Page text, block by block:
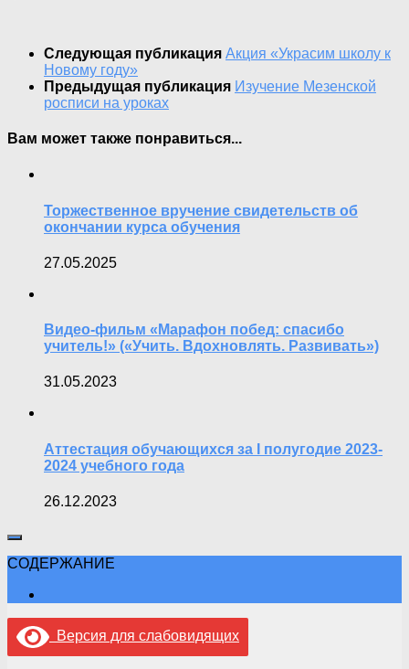
Следующая публикация Акция «Украсим школу к
Новому году»
Предыдущая публикация Изучение Мезенской
росписи на уроках
Вам может также понравиться...
Торжественное вручение свидетельств об
окончании курса обучения
27.05.2025
Видео-фильм «Марафон побед: спасибо
учитель!» («Учить. Вдохновлять. Развивать»)
31.05.2023
Аттестация обучающихся за I полугодие 2023-
2024 учебного года
26.12.2023
СОДЕРЖАНИЕ
Версия для слабовидящих